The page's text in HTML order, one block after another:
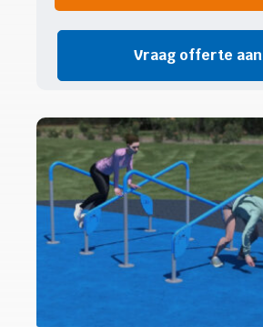
Vraag offerte aan